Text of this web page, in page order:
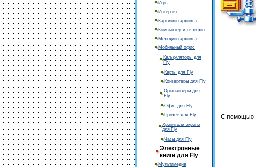
Игры
Интернет
Картинки (архивы)
Компьютер и телефон
Мелодии (архивы)
Мобильный офис
Калькуляторы для
Fly
Карты для Fly
Конвертеры для Fly
Органайзеры для
Fly
Офис для Fly
Прочее для Fly
Хранители экрана
для Fly
Часы для Fly
Электронные
книги для Fly
Мультимедиа
С помощью